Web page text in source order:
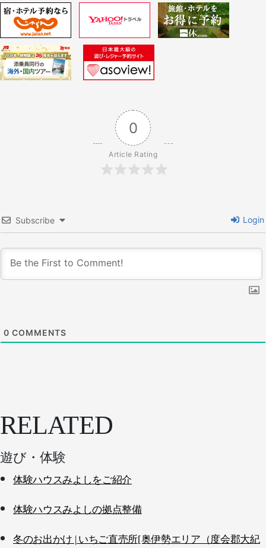
ゲ
ー
シ
0
Article Rating
Subscribe Login
0 COMMENTS
RELATED
遊び・体験
体験ハウスみよしをご紹介
体験ハウスみよしの拠点整備
冬のお出かけ | いちご直売所[奥伊勢エリア（度会郡大紀